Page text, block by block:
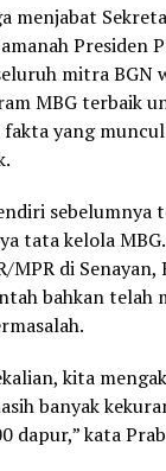
menjabat
Presiden
mitra BGN
MBG terbaik
yang
sebelumnya
tata kelola
di Senayan,
bahkan telah
kita
banyak
dapur,” kata